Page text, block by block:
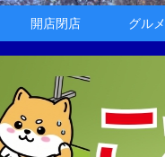
開店閉店 グルメ